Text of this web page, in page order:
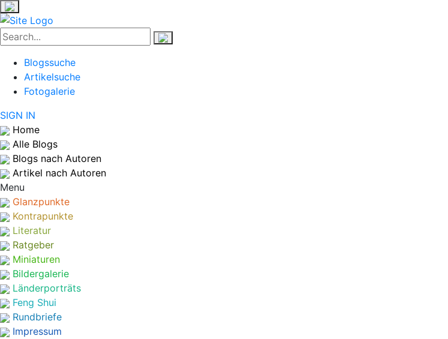
Blogssuche
Artikelsuche
Fotogalerie
SIGN IN
Home
Alle Blogs
Blogs nach Autoren
Artikel nach Autoren
Menu
Glanzpunkte
Kontrapunkte
Literatur
Ratgeber
Miniaturen
Bildergalerie
Länderporträts
Feng Shui
Rundbriefe
Impressum